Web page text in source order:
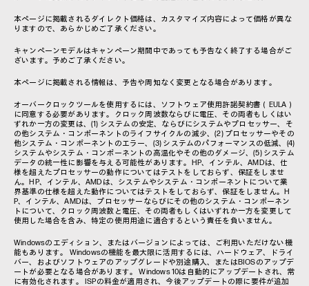
本ページに掲載されるダイレクト価格は、カスタマイズ内容によって価格が異な
りますので、あらかじめご了承ください。
キャンペーンモデルはキャンペーン期間中であっても予告なく終了する場合がご
ざいます。予めご了承ください。
本ページに掲載される情報は、予告や周知なく変更となる場合があります。
オーバークロックツールを使用するには、ソフトウェア使用許諾契約書（EULA）
に同意する必要があります。クロック周波数ならびに電圧、その両者もしくはい
ずれか一方の変更は、(1) システムの安定、ならびにシステムやプロセッサー、そ
の他システム・コンポーネントのライフサイクルの減少、(2) プロセッサーやその
他システム・コンポーネントのエラー、(3) システムのパフォーマンスの低減、(4)
システムやシステム・コンポーネントの高温化やその他のダメージ、(5) システム
データの統一性に影響を与える可能性があります。HP、インテル、AMDは、仕
様を超えたプロセッサーの動作についてはテストをしておらず、保証をしませ
ん。HP、インテル、AMDは、システムやシステム・コンポーネントについて業
界基準の仕様を超えた動作についてはテストをしておらず、保証をしません。H
P、インテル、AMDは、プロセッサーならびにその他のシステム・コンポーネン
トについて、クロック周波数と電圧、その両者もしくはいずれか一方を変更して
使用した場合を含み、特定の使用用途に適合するという責任を負いません。
Windowsのエディション、またはバージョンによっては、ご利用いただけない機
能もあります。 Windowsの機能を最大限に活用するには、ハードウェア、ドライ
バー、およびソフトウェアのアップグレードや別途購入、またはBIOSのアップデ
ートが必要となる場合があります。 Windows 10は自動的にアップデートされ、常
に有効化されます。 ISPの料金が適用され、今後アップデートの際に要件が追加